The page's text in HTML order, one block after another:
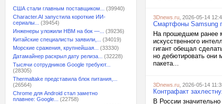
США стали главным поставщиком...
(39940)
Character.AI запустила короткие ИИ-
сериалы...
(39454)
Инженеры уложили HBM на бок —...
(39236)
Китайские специалисты заявили,...
(34019)
Морские сражения, крупнейшая...
(33330)
Датамайнер раскрыл дату релиза...
(32228)
Тысячи сотрудников Google требуют...
(28305)
Thermaltake представила блок питания,...
(26564)
Chrome для Android стал заметно
плавнее: Google...
(22758)
3Dnews.ru , 2026-05-14
Смартфоны Samsung
На прошедшем ранее
искусственного
гигант обещал
но дебютировать они
пакета...
3Dnews.ru , 2026-05-14
Контрафакт
В России